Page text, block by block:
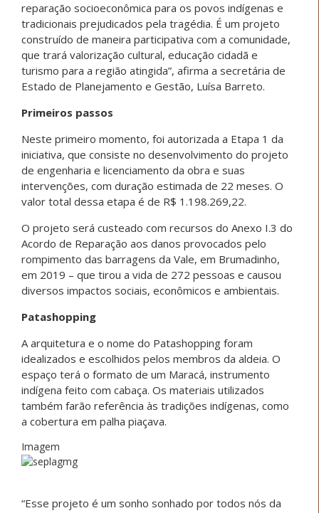
reparação socioeconômica para os povos indígenas e
tradicionais prejudicados pela tragédia. É um projeto
construído de maneira participativa com a comunidade,
que trará valorização cultural, educação cidadã e
turismo para a região atingida”, afirma a secretária de
Estado de Planejamento e Gestão, Luísa Barreto.
Primeiros passos
Neste primeiro momento, foi autorizada a Etapa 1 da
iniciativa, que consiste no desenvolvimento do projeto
de engenharia e licenciamento da obra e suas
intervenções, com duração estimada de 22 meses. O
valor total dessa etapa é de R$ 1.198.269,22.
O projeto será custeado com recursos do Anexo I.3 do
Acordo de Reparação aos danos provocados pelo
rompimento das barragens da Vale, em Brumadinho,
em 2019 – que tirou a vida de 272 pessoas e causou
diversos impactos sociais, econômicos e ambientais.
Patashopping
A arquitetura e o nome do Patashopping foram
idealizados e escolhidos pelos membros da aldeia. O
espaço terá o formato de um Maracá, instrumento
indígena feito com cabaça. Os materiais utilizados
também farão referência às tradições indígenas, como
a cobertura em palha piaçava.
Imagem
“Esse projeto é um sonho sonhado por todos nós da